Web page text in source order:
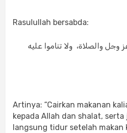
Rasulullah bersabda:
وجل والصلاة، ولا تناموا عليه
Artinya: “Cairkan makanan
kepada Allah dan shalat,
langsung tidur setelah makan